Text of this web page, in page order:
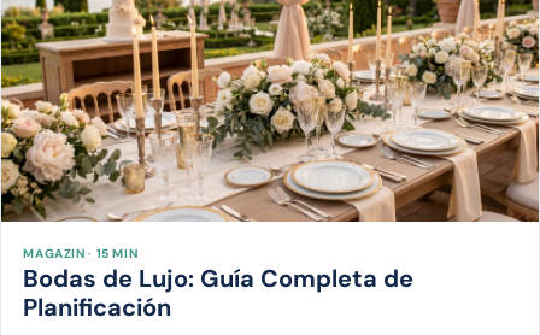
MAGAZIN · 15 MIN
Bodas de Lujo: Guía Completa de
Planificación